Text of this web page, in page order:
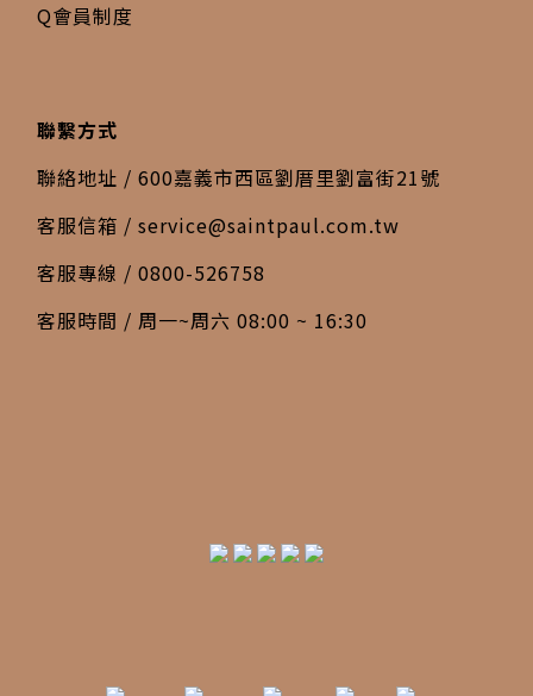
Q會員制度
聯繫方式
聯絡地址 / 600嘉義市西區劉厝里劉富街21號
客服信箱 / service@saintpaul.com.tw
客服專線 / 0800-526758
客服時間 / 周一~周六 08:00 ~ 16:30